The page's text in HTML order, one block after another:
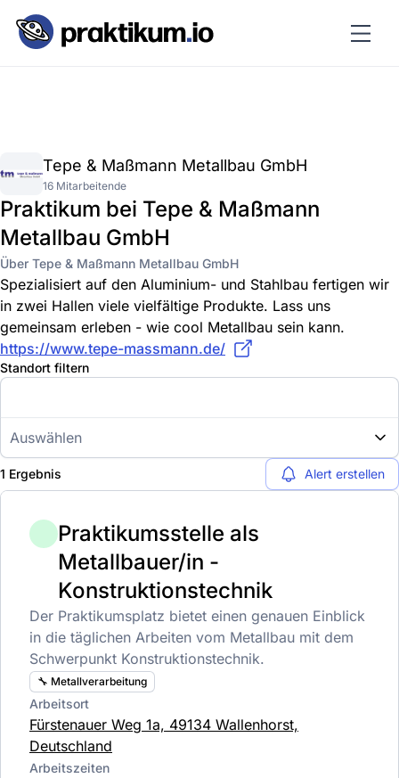
Tepe & Maßmann Metallbau GmbH
16 Mitarbeitende
Praktikum bei Tepe & Maßmann
Metallbau GmbH
Über Tepe & Maßmann Metallbau GmbH
Spezialisiert auf den Aluminium- und Stahlbau fertigen wir
in zwei Hallen viele vielfältige Produkte. Lass uns
gemeinsam erleben - wie cool Metallbau sein kann.
https://www.tepe-massmann.de/
Standort filtern
Auswählen
1 Ergebnis Alert erstellen
Praktikumsstelle als
Metallbauer/in -
Konstruktionstechnik
Der Praktikumsplatz bietet einen genauen Einblick
in die täglichen Arbeiten vom Metallbau mit dem
Schwerpunkt Konstruktionstechnik.
🔧 Metallverarbeitung
Arbeitsort
Fürstenauer Weg 1a, 49134 Wallenhorst,
Deutschland
Arbeitszeiten